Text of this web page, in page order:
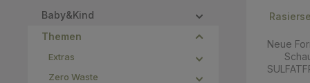
Baby&Kind
Themen
Extras
Zero Waste
Neue